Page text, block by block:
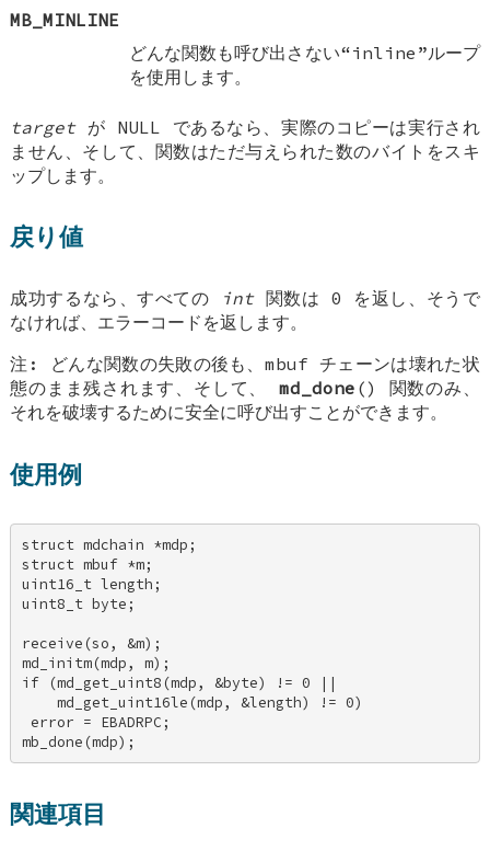
MB_MINLINE
どんな関数も呼び出さない“inline”ループ
を使用します。
targetが NULL
であるなら、実際のコピーは実行され
ません、そして、関数はただ与えられた数のバイトをスキ
ップします。
戻り値
成功するなら、すべての int関数は 0 を返し、そうで
なければ、エラーコードを返します。
注 : どんな関数の失敗の後も、mbuf チェーンは壊れた状
態のまま残されます、そして、 md_done () 関数のみ、
それを破壊するために安全に呼び出すことができます。
使用例
struct mdchain *mdp;
struct mbuf *m;
uint16_t length;
uint8_t byte;
receive(so, &m);
md_initm(mdp, m);
if (md_get_uint8(mdp, &byte) != 0 ||
    md_get_uint16le(mdp, &length) != 0)
error = EBADRPC;
mb_done(mdp);
関連項目